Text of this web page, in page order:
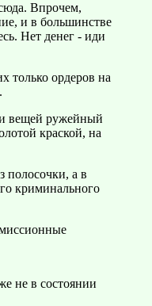
Впрочем,
и в большинстве
Нет денег - иди
только ордеров на
вещей ружейный
краской, на
полосочки, а в
криминального
не в состоянии